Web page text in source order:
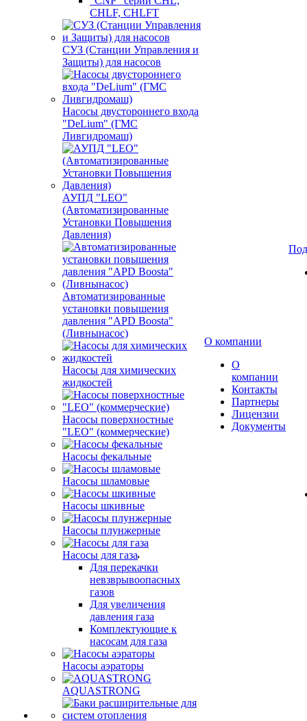
CHLF, CHLFT
СУЗ (Станции Управления и
Защиты) для насосов
Насосы двустороннего входа
"DeLium" (ГМС
Ливгидромаш)
АУПД "LEO"
(Автоматизированные
Установки Повышения
Давления)
Автоматизированные
установки повышения
давления "APD Boosta"
(Ливнынасос)
Насосы для химических
жидкостей
Насосы поверхностные
"LEO" (коммерческие)
Насосы фекальные
Насосы шламовые
Насосы шкивные
Насосы плунжерные
Насосы для газа
Для перекачки
невзврывоопасных
газов
Для увеличения
давления газа
Комплектующие к
насосам для газа
Насосы аэраторы
AQUASTRONG
О компании
О
компании
Контакты
Партнеры
Лицензии
Документы